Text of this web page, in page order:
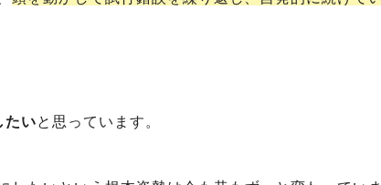
たいと思っています。